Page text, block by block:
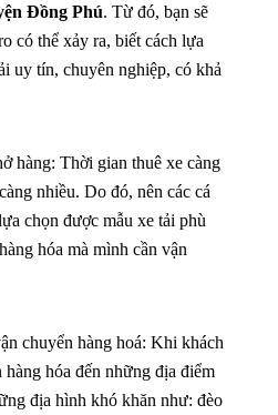
Đồng Phú. Từ đó, bạn sẽ
có thể xảy ra, biết cách lựa
uy tín, chuyên nghiệp, có khả
hàng: Thời gian thuê xe càng
nhiều. Do đó, nên các cá
chọn được mẫu xe tải phù
hóa mà mình cần vận
chuyển hàng hoá: Khi khách
hàng hóa đến những địa điểm
địa hình khó khăn như: đèo